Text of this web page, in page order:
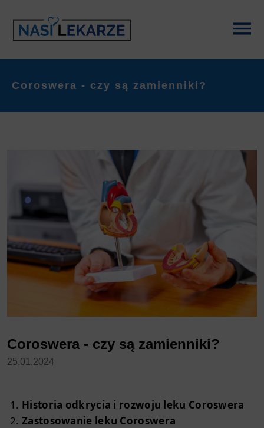
Coroswera - czy są zamienniki?
Coroswera - czy są zamienniki?
25.01.2024
Historia odkrycia i rozwoju leku Coroswera
Zastosowanie leku Coroswera